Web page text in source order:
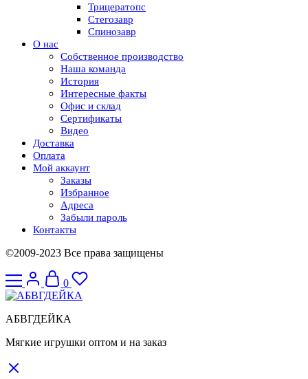
Трицератопс
Стегозавр
Спинозавр
О нас
Собственное производство
Наша команда
История
Интересные факты
Офис и склад
Сертификаты
Видео
Доставка
Оплата
Мой аккаунт
Заказы
Избранное
Адреса
Забыли пароль
Контакты
©2009-2023 Все права защищены
0
АБВГДЕЙКА
Мягкие игрушки оптом и на заказ